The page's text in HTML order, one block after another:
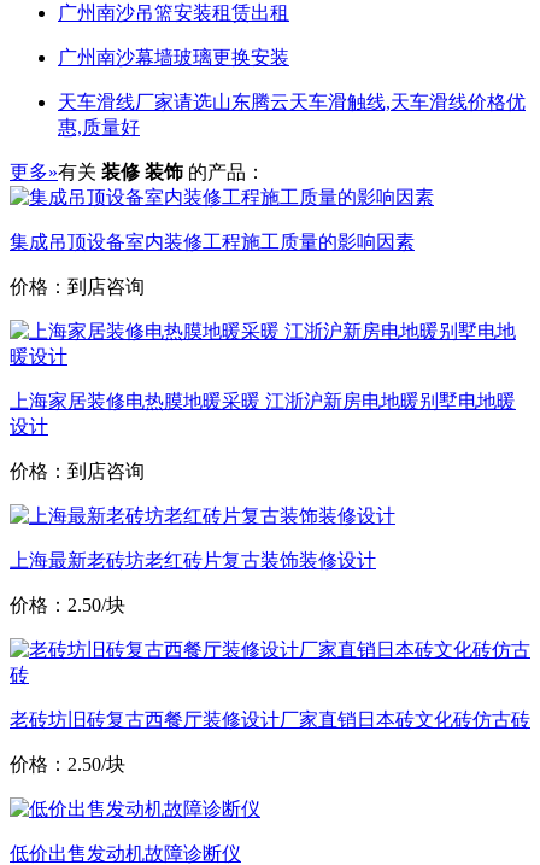
广州南沙吊篮安装租赁出租
广州南沙幕墙玻璃更换安装
天车滑线厂家请选山东腾云天车滑触线,天车滑线价格优
惠,质量好
更多»有关 装修 装饰 的产品：
集成吊顶设备室内装修工程施工质量的影响因素
价格：到店咨询
上海家居装修电热膜地暖采暖 江浙沪新房电地暖别墅电地暖
设计
价格：到店咨询
上海最新老砖坊老红砖片复古装饰装修设计
价格：2.50/块
老砖坊旧砖复古西餐厅装修设计厂家直销日本砖文化砖仿古砖
价格：2.50/块
低价出售发动机故障诊断仪